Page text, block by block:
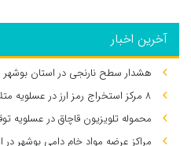
آخرین اخبار
هشدار سطح نارنجی در استان
۸ مرکز استخراج رمز ارز در عسلویه متلاشی شد
محموله تلویزیون قاچاق در عسلویه
مراکز عرضه مواد خام دامی بوشهر در